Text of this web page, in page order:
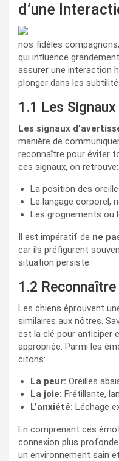
d’une
nos fidèles
qui influence
assurer une interaction
plonger dans les
1.1 Les
Les signaux
manière de
reconnaître pour éviter
ces signaux, on retrouve:
La position des
Le langage corporel,
Les grognements ou
Il est impératif de ne
car ils préfigurent
situation persiste.
1.2
Les chiens éprouvent
similaires aux nôtres.
est la clé pour anticiper
appropriée. Parmi les
citons:
La peur: Oreilles
La joie: Frétillante,
L’anxiété: Léchage
En comprenant ces
connexion plus
un environnement sain